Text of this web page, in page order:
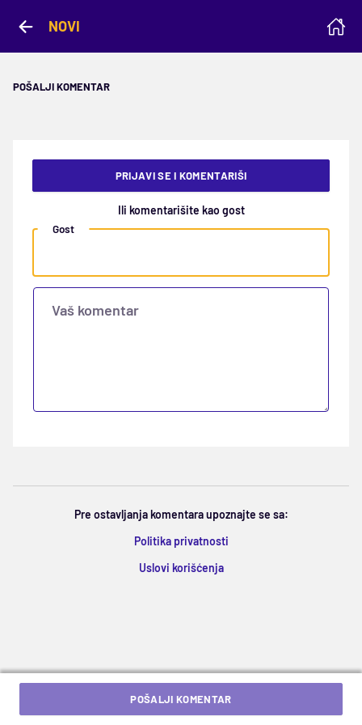
NOVI
POŠALJI KOMENTAR
PRIJAVI SE I KOMENTARIŠI
Ili komentarišite kao gost
Gost
Vaš komentar
Pre ostavljanja komentara upoznajte se sa:
Politika privatnosti
Uslovi korišćenja
POŠALJI KOMENTAR